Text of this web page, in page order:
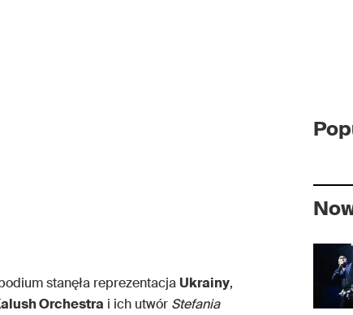
stanęła reprezentacjaUkrainy,
Orchestra i ich utwór Stefania